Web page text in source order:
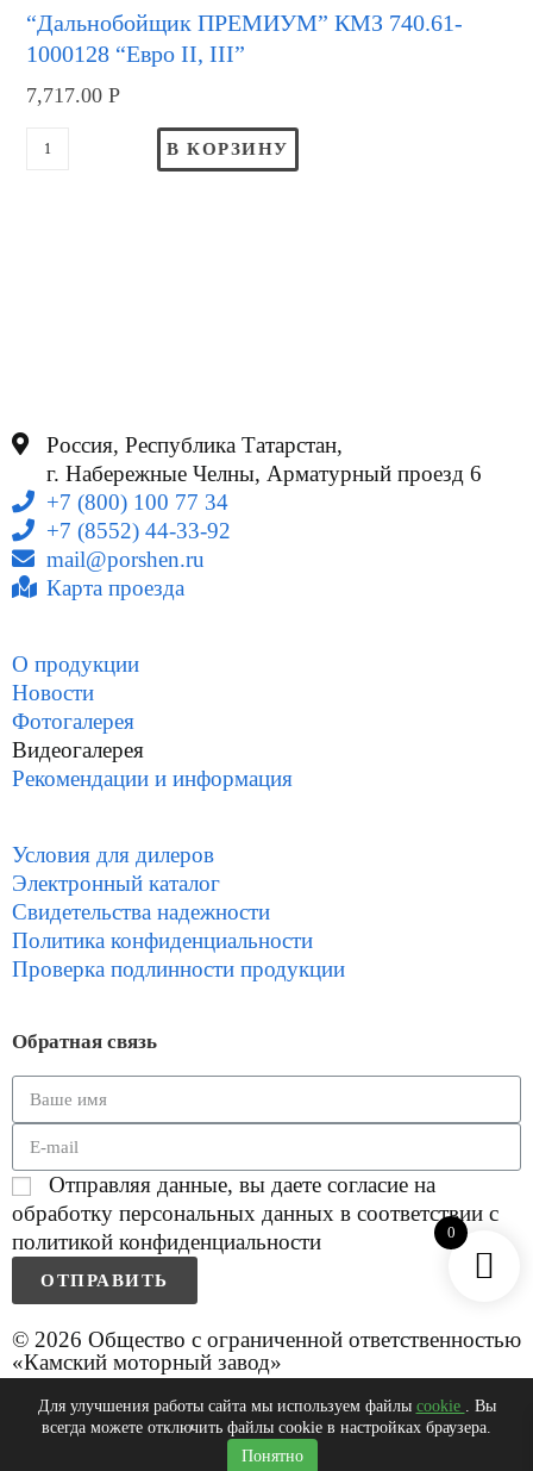
“Дальнобойщик ПРЕМИУМ” КМЗ 740.61-
1000128 “Евро II, III”
7,717.00Р
В КОРЗИНУ
Россия, Республика Татарстан,
г. Набережные Челны, Арматурный проезд 6
+7 (800) 100 77 34
+7 (8552) 44-33-92
mail@porshen.ru
Карта проезда
О продукции
Новости
Фотогалерея
Видеогалерея
Рекомендации и информация
Условия для дилеров
Электронный каталог
Свидетельства надежности
Политика конфиденциальности
Проверка подлинности продукции
Обратная связь
Отправляя данные, вы даете согласие на
обработку персональных данных в соответствии с
политикой конфиденциальности
ОТПРАВИТЬ
© 2026 Общество с ограниченной ответственностью
«Камский моторный завод»
0
0
Для улучшения работы сайта мы используем файлы cookie . Вы
всегда можете отключить файлы cookie в настройках браузера.
Понятно